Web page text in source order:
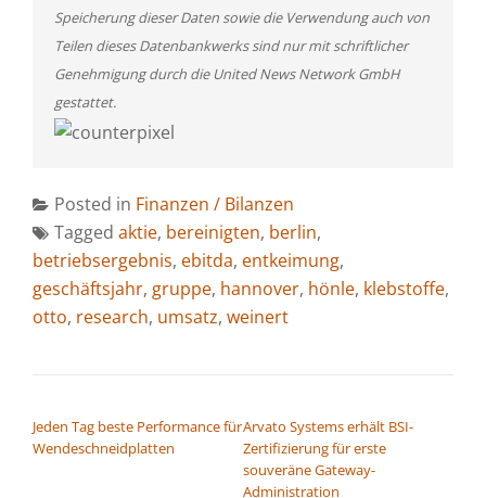
Speicherung dieser Daten sowie die Verwendung auch von
Teilen dieses Datenbankwerks sind nur mit schriftlicher
Genehmigung durch die United News Network GmbH
gestattet.
Posted in Finanzen / Bilanzen
Tagged aktie, bereinigten, berlin,
betriebsergebnis, ebitda, entkeimung,
geschäftsjahr, gruppe, hannover, hönle, klebstoffe,
otto, research, umsatz, weinert
Jeden Tag beste Performance für
Wendeschneidplatten
Arvato Systems erhält BSI-
Zertifizierung für erste
souveräne Gateway-
Administration